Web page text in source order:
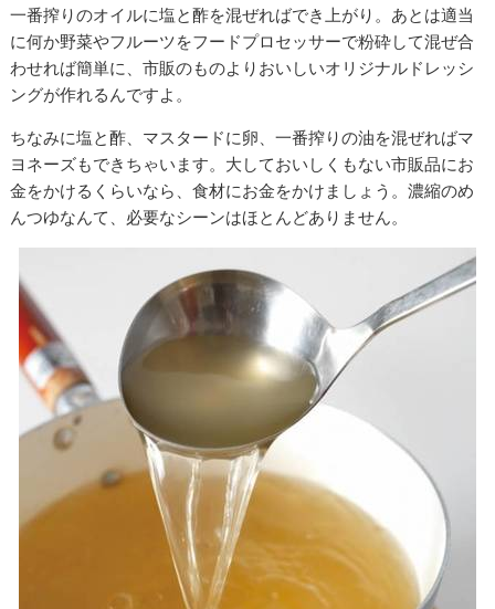
一番搾りのオイルに塩と酢を混ぜればでき上がり。あとは適当
に何か野菜やフルーツをフードプロセッサーで粉砕して混ぜ合
わせれば簡単に、市販のものよりおいしいオリジナルドレッシ
ングが作れるんですよ。
ちなみに塩と酢、マスタードに卵、一番搾りの油を混ぜればマ
ヨネーズもできちゃいます。大しておいしくもない市販品にお
金をかけるくらいなら、食材にお金をかけましょう。濃縮のめ
んつゆなんて、必要なシーンはほとんどありません。